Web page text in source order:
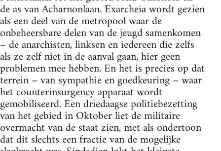
de as van Acharnonlaan. Exarcheia wordt gezien
als een deel van de metropool waar de
onbeheersbare delen van de jeugd samenkomen
– de anarchisten, linksen en iedereen die zelfs
als ze zelf niet in de aanval gaan, hier geen
problemen mee hebben. En het is precies op dat
terrein – van sympathie en goedkeuring – waar
het counterinsurgency apparaat wordt
gemobiliseerd. Een driedaagse politiebezetting
van het gebied in Oktober liet de militaire
overmacht van de staat zien, met als ondertoon
dat dit slechts een fractie van de mogelijke